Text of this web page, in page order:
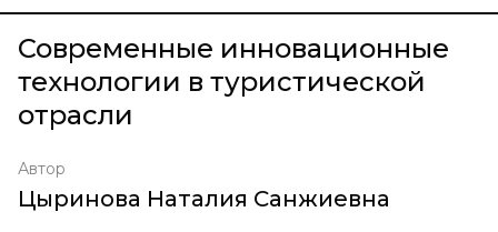
Современные инновационные
технологии в туристической
отрасли
Автор
Цыринова Наталия Санжиевна